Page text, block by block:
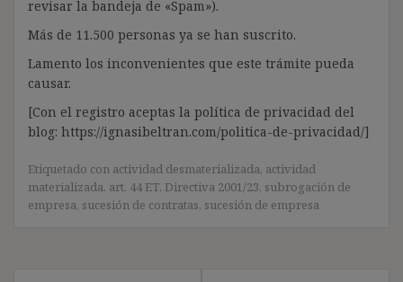
revisar la bandeja de «Spam»).
Más de 11.500 personas ya se han suscrito.
Lamento los inconvenientes que este trámite pueda
causar.
[Con el registro aceptas la política de privacidad del
blog: https://ignasibeltran.com/politica-de-privacidad/]
Etiquetado con actividad desmaterializada, actividad
materializada, art. 44 ET, Directiva 2001/23, subrogación de
empresa, sucesión de contratas, sucesión de empresa